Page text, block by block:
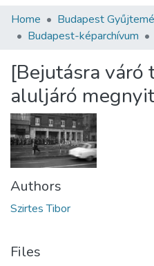
Communities &
Statistics
About us
Home Budapest
Budapest-képarchívum
[Bejutásra váró
aluljáró
Authors
Szirtes Tibor
Files